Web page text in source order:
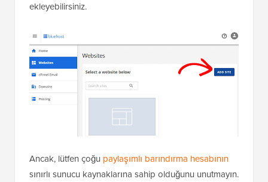
ekleyebilirsiniz.
Ancak, lütfen çoğu paylaşımlı barındırma hesabının
sınırlı sunucu kaynaklarına sahip olduğunu unutmayın.